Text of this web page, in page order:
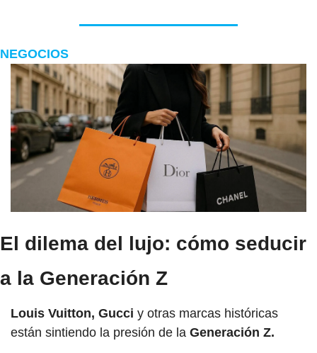
NEGOCIOS
El dilema del lujo: cómo seducir
a la Generación Z
Louis Vuitton, Gucci y otras marcas históricas
están sintiendo la presión de la Generación Z.